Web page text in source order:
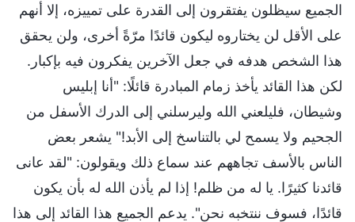
الجميع سيظلون يفتقرون إلى القدرة على تمييزه، إلا أنهم
على الأقل لن يختاروه ليكون قائدًا مرّةً أخرى، ولن يحقق
هذا الشخص هدفه في جعل الآخرين يفكرون فيه بإكبار.
لكن هذا القائد يأخذ زمام المبادرة قائلًا: "أنا إبليس
وشيطان، فليلعني الله وليرسلني إلى الدرك الأسفل من
الجحيم ولا يسمح لي بالتناسخ إلى الأبد!" يشعر بعض
الناس بالأسف تجاههم عند سماع ذلك ويقولون: "لقد عانى
قائدنا كثيرًا. يا له من ظلم! إذا لم يأذن الله له بأن يكون
قائدًا، فسوف ننتخبه نحن". يدعم الجميع هذا القائد إلى هذا